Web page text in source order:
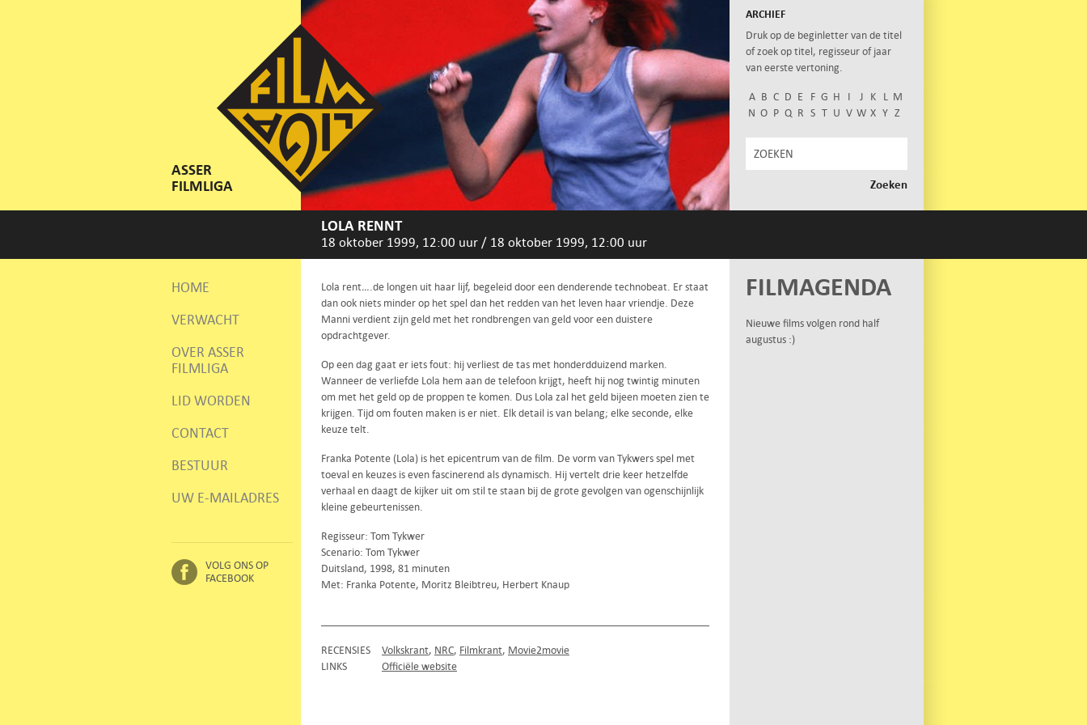
ASSER
FILMLIGA
ARCHIEF
Druk op de beginletter van de titel
of zoek op titel, regisseur of jaar
van eerste vertoning.
A B C D E F G H I J K L M
N O P Q R S T U V W X Y Z
LOLA RENNT
18 oktober 1999, 12:00 uur / 18 oktober 1999, 12:00 uur
HOME
VERWACHT
OVER ASSER
FILMLIGA
LID WORDEN
CONTACT
BESTUUR
UW E-MAILADRES
VOLG ONS OP
FACEBOOK
Lola rent….de longen uit haar lijf, begeleid door een denderende technobeat. Er staat
dan ook niets minder op het spel dan het redden van het leven haar vriendje. Deze
Manni verdient zijn geld met het rondbrengen van geld voor een duistere
opdrachtgever.
Op een dag gaat er iets fout: hij verliest de tas met honderdduizend marken.
Wanneer de verliefde Lola hem aan de telefoon krijgt, heeft hij nog twintig minuten
om met het geld op de proppen te komen. Dus Lola zal het geld bijeen moeten zien te
krijgen. Tijd om fouten maken is er niet. Elk detail is van belang; elke seconde, elke
keuze telt.
Franka Potente (Lola) is het epicentrum van de film. De vorm van Tykwers spel met
toeval en keuzes is even fascinerend als dynamisch. Hij vertelt drie keer hetzelfde
verhaal en daagt de kijker uit om stil te staan bij de grote gevolgen van ogenschijnlijk
kleine gebeurtenissen.
Regisseur: Tom Tykwer
Scenario: Tom Tykwer
Duitsland, 1998, 81 minuten
Met: Franka Potente, Moritz Bleibtreu, Herbert Knaup
RECENSIES Volkskrant NRC Filmkrant Movie2movie
LINKS
Officiële website
FILMAGENDA
Nieuwe films volgen rond half
augustus :)